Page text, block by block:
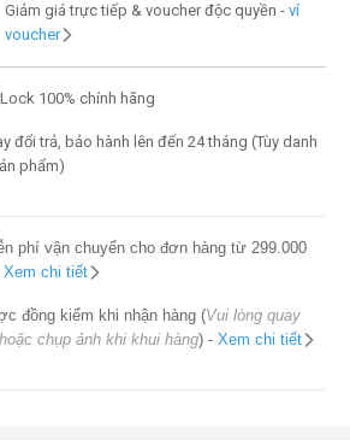
Giảm giá trực tiếp & voucher độc quyền - ví
voucher
100% chính hãng
đổi trả, bảo hành lên đến 24 tháng (Tùy danh
phẩm)
phí vận chuyển cho đơn hàng từ 299.000
Xem chi tiết
đồng kiểm khi nhận hàng (Vui lòng quay
chụp ảnh khi khui hàng) - Xem chi tiết